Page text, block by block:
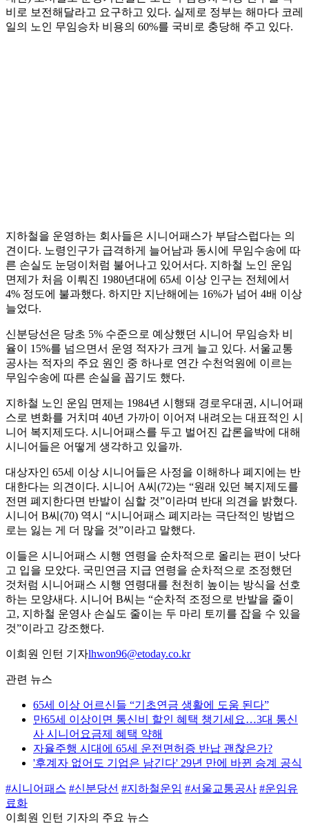
비로 보전해달라고 요구하고 있다. 실제로 정부는 해마다 코레
일의 노인 무임승차 비용의 60%를 국비로 충당해 주고 있다.
지하철을 운영하는 회사들은 시니어패스가 부담스럽다는 의
견이다. 노령인구가 급격하게 늘어남과 동시에 무임수송에 따
른 손실도 눈덩이처럼 불어나고 있어서다. 지하철 노인 운임
면제가 처음 이뤄진 1980년대에 65세 이상 인구는 전체에서
4% 정도에 불과했다. 하지만 지난해에는 16%가 넘어 4배 이상
늘었다.
신분당선은 당초 5% 수준으로 예상했던 시니어 무임승차 비
율이 15%를 넘으면서 운영 적자가 크게 늘고 있다. 서울교통
공사는 적자의 주요 원인 중 하나로 연간 수천억원에 이르는
무임수송에 따른 손실을 꼽기도 했다.
지하철 노인 운임 면제는 1984년 시행돼 경로우대권, 시니어패
스로 변화를 거치며 40년 가까이 이어져 내려오는 대표적인 시
니어 복지제도다. 시니어패스를 두고 벌어진 갑론을박에 대해
시니어들은 어떻게 생각하고 있을까.
대상자인 65세 이상 시니어들은 사정을 이해하나 폐지에는 반
대한다는 의견이다. 시니어 A씨(72)는 “원래 있던 복지제도를
전면 폐지한다면 반발이 심할 것”이라며 반대 의견을 밝혔다.
시니어 B씨(70) 역시 “시니어패스 폐지라는 극단적인 방법으
로는 잃는 게 더 많을 것”이라고 말했다.
이들은 시니어패스 시행 연령을 순차적으로 올리는 편이 낫다
고 입을 모았다. 국민연금 지급 연령을 순차적으로 조정했던
것처럼 시니어패스 시행 연령대를 천천히 높이는 방식을 선호
하는 모양새다. 시니어 B씨는 “순차적 조정으로 반발을 줄이
고, 지하철 운영사 손실도 줄이는 두 마리 토끼를 잡을 수 있을
것”이라고 강조했다.
이희원 인턴 기자lhwon96@etoday.co.kr
관련 뉴스
65세 이상 어르신들 “기초연금 생활에 도움 된다”
만65세 이상이면 통신비 할인 혜택 챙기세요…3대 통신
사 시니어요금제 혜택 약해
자율주행 시대에 65세 운전면허증 반납 괜찮은가?
'후계자 없어도 기업은 남긴다' 29년 만에 바뀐 승계 공식
#시니어패스 #신분당선 #지하철운임 #서울교통공사 #운임유
료화
이희원 인턴 기자의 주요 뉴스